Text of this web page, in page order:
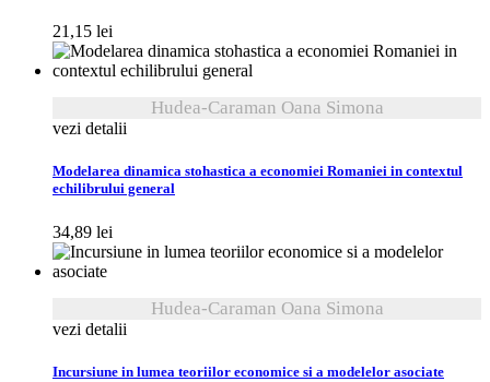
21,15 lei
Hudea-Caraman Oana Simona
vezi detalii
Modelarea dinamica stohastica a economiei Romaniei in contextul
echilibrului general
34,89 lei
Hudea-Caraman Oana Simona
vezi detalii
Incursiune in lumea teoriilor economice si a modelelor asociate